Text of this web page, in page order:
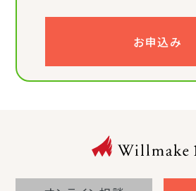
お申込み